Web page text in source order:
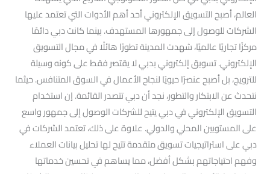
العالم، أصبح التسويق الإلكتروني أحد أهم الأدوات التي تعتمد عليها
الشركات للوصول إلى جمهورها المستهدف. بينما كانت دبي دائمًا
مركزًا تجاريًا عالميًا، شهدت المدينة تطورًا هائلًا في مجال التسويق
الإلكتروني. تسويق إلكتروني بدبي لا يقتصر فقط على كونه وسيلة
للترويج، بل أصبح عنصرًا حيويًا لنجاح الأعمال في السوق المتنافس. حيثما
نتحدث عن الابتكار والتطور، نجد أن دبي تتصدر القائمة. إن استخدام
التسويق الإلكتروني في دبي يتيح للشركات الوصول إلى جمهور واسع
على المستويين المحلي والدولي. علاوة على ذلك، تعتمد الشركات في
دبي على استراتيجيات تسويق متقدمة تتيح لها تحليل بيانات العملاء
وفهم احتياجاتهم بشكل أفضل، مما يساهم في تحسين خدماتها